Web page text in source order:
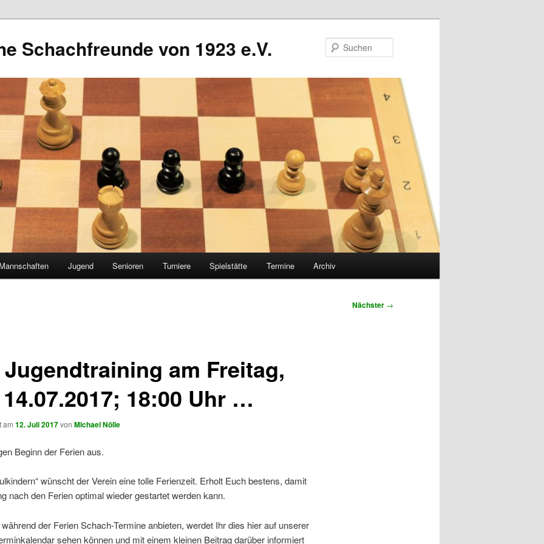
Schachfreunde von 1923 e.V.
Mannschaften Jugend Senioren Turniere Spielstätte Termine Archiv
Nächster →
Jugendtraining am Freitag,
18:00 Uhr …
am 12. Juli 2017von Michael Nölle
Beginn der Ferien aus.
wünscht der Verein eine tolle Ferienzeit. Erholt Euch bestens, damit
nach den Ferien optimal wieder gestartet werden kann.
der Ferien Schach-Termine anbieten, werdet Ihr dies hier auf unserer
sehen können und mit einem kleinen Beitrag darüber informiert